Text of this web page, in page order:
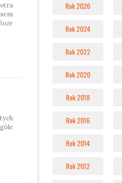
Rok 2026
Rok 2024
Rok 2022
Rok 2020
Rok 2018
Rok 2016
Rok 2014
Rok 2012